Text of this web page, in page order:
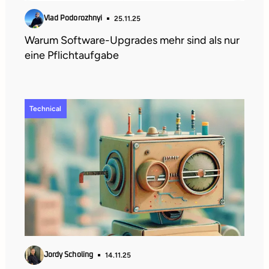
Vlad Podorozhnyi 25.11.25
Warum Software-Upgrades mehr sind als nur
eine Pflichtaufgabe
Technical
Jordy Scholing 14.11.25